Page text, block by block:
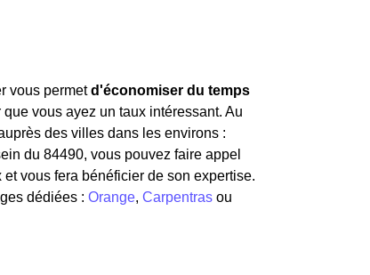
vous permetd'économiser du temps
vous ayez un taux intéressant. Au
des villes dans les environs :
du 84490, vous pouvez faire appel
vous fera bénéficier de son expertise.
dédiées : Orange, Carpentras ou